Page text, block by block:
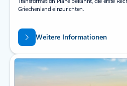
Griechenland einzurichten.
Weitere Informationen